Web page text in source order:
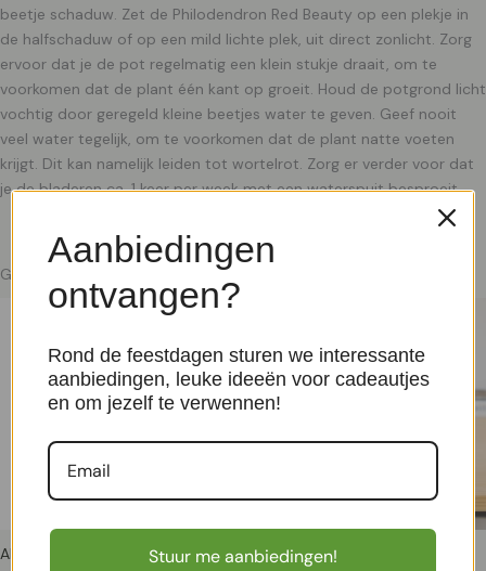
beetje schaduw. Zet de Philodendron Red Beauty op een plekje in
de halfschaduw of op een mild lichte plek, uit direct zonlicht. Zorg
ervoor dat je de pot regelmatig een klein stukje draait, om te
voorkomen dat de plant één kant op groeit. Houd de potgrond licht
vochtig door geregeld kleine beetjes water te geven. Geef nooit
veel water tegelijk, om te voorkomen dat de plant natte voeten
krijgt. Dit kan namelijk leiden tot wortelrot. Zorg er verder voor dat
je de bladeren ca. 1 keer per week met een waterspuit besproeit.
Gerelateerde producten
Alocasia Stingray – P 12 cm
Alocasia Dragon Scale (mini) –
Aanbiedingen
ontvangen?
Rond de feestdagen sturen we interessante
aanbiedingen, leuke ideeën voor cadeautjes
en om jezelf te verwennen!
Stuur me aanbiedingen!